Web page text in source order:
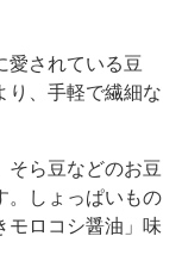
愛されている豆
り、手軽で繊細な
そら豆などのお豆
。しょっぱいもの
モロコシ醤油」味